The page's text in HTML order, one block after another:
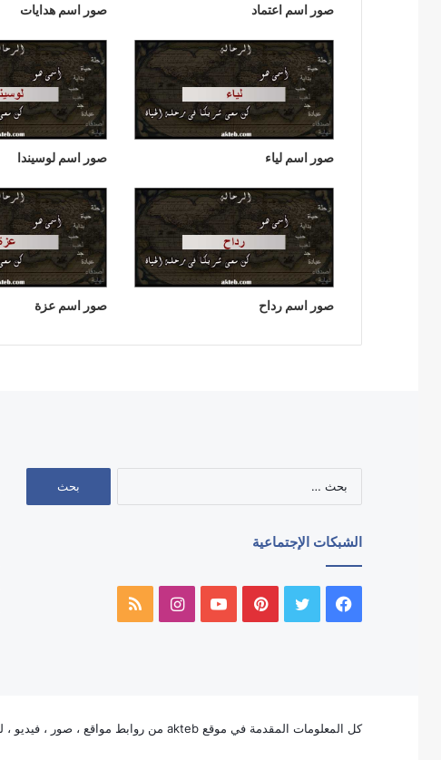
صور اسم اعتماد صور اسم هدايات
صور اسم لياء صور اسم لوسيندا
صور اسم رداح صور اسم عزة
الشبكات الإجتماعية
فيسبوك تويتر بينتيريستيوتيوبانستقرامملخص
كل المعلومات المقدمة في موقع akteb من روابط مواقع ، صور ، فيديو ، لوجوهات ، وأيقونات الخ ، ملكاً للغير ولا تنتمى بأي شكل من الأشكال لملكية موقع akteb بإستثناء لوجو وأيقون akteb.